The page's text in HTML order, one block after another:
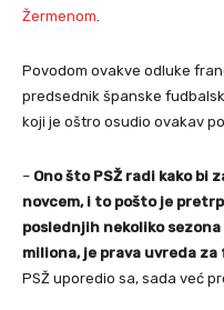
Žermenom
Povodom ovakve odluke
predsednik španske
koji je oštro osudio ovakav
– Ono što PSŽ radi kako bi
novcem, i to pošto je
poslednjih nekoliko
miliona, je prava uvreda
PSŽ uporedio sa, sada već